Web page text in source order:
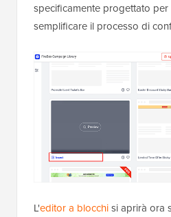
specificamente progettato
semplificare il processo di
L'editor a blocchisi aprirà ora